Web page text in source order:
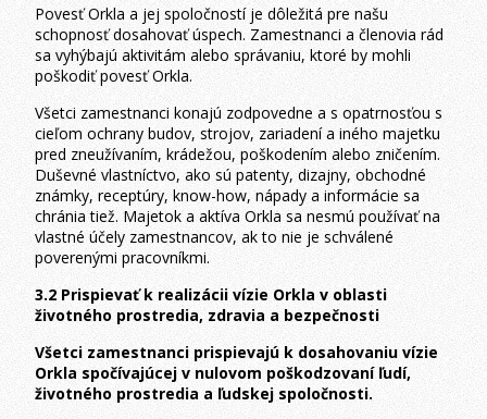
Povesť Orkla a jej spoločností je dôležitá pre našu
schopnosť dosahovať úspech. Zamestnanci a členovia rád
sa vyhýbajú aktivitám alebo správaniu, ktoré by mohli
poškodiť povesť Orkla.
Všetci zamestnanci konajú zodpovedne a s opatrnosťou s
cieľom ochrany budov, strojov, zariadení a iného majetku
pred zneužívaním, krádežou, poškodením alebo zničením.
Duševné vlastníctvo, ako sú patenty, dizajny, obchodné
známky, receptúry, know-how, nápady a informácie sa
chránia tiež. Majetok a aktíva Orkla sa nesmú používať na
vlastné účely zamestnancov, ak to nie je schválené
poverenými pracovníkmi.
3.2 Prispievať k realizácii vízie Orkla v oblasti
životného prostredia, zdravia a bezpečnosti
Všetci zamestnanci prispievajú k dosahovaniu vízie
Orkla spočívajúcej v nulovom poškodzovaní ľudí,
životného prostredia a ľudskej spoločnosti.